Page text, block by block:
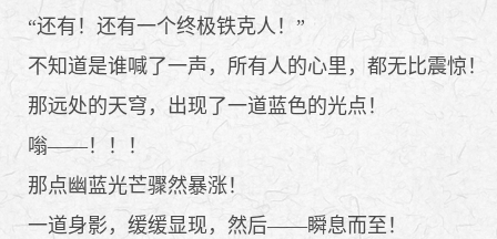
“还有！还有一个终极铁克人！”
不知道是谁喊了一声，所有人的心里，都无比震惊！
那远处的天穹，出现了一道蓝色的光点！
嗡——！！！
那点幽蓝光芒骤然暴涨！
一道身影，缓缓显现，然后——瞬息而至！